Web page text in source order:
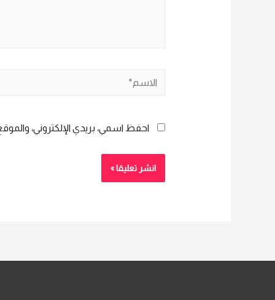
الاسم*
احفظ اسمي، بريدي الإلكتروني،